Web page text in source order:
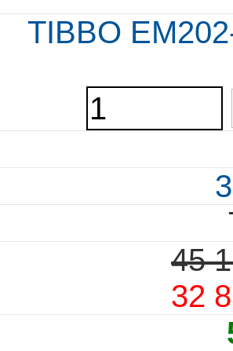
TIBBO
45
32